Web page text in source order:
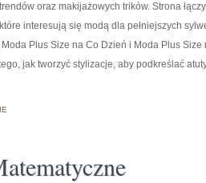
trendów oraz makijażowych trików. Strona
które interesują się modą dla pełniejszych
Plus Size na Co Dzień i Moda Plus
jak tworzyć stylizacje, aby podkreślać